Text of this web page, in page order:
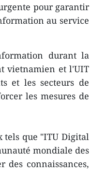
pour garantir
au service
durant la
vietnamien et l'UIT
et les secteurs de
les mesures de
tels que "ITU Digital
mondiale des
des connaissances,